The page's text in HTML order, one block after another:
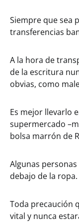
Siempre que sea
transferencias
A la hora de
de la escritura
obvias, como
Es mejor llevarlo
supermercado
bolsa marrón de
Algunas
debajo de la ropa.
Toda precaución
vital y nunca